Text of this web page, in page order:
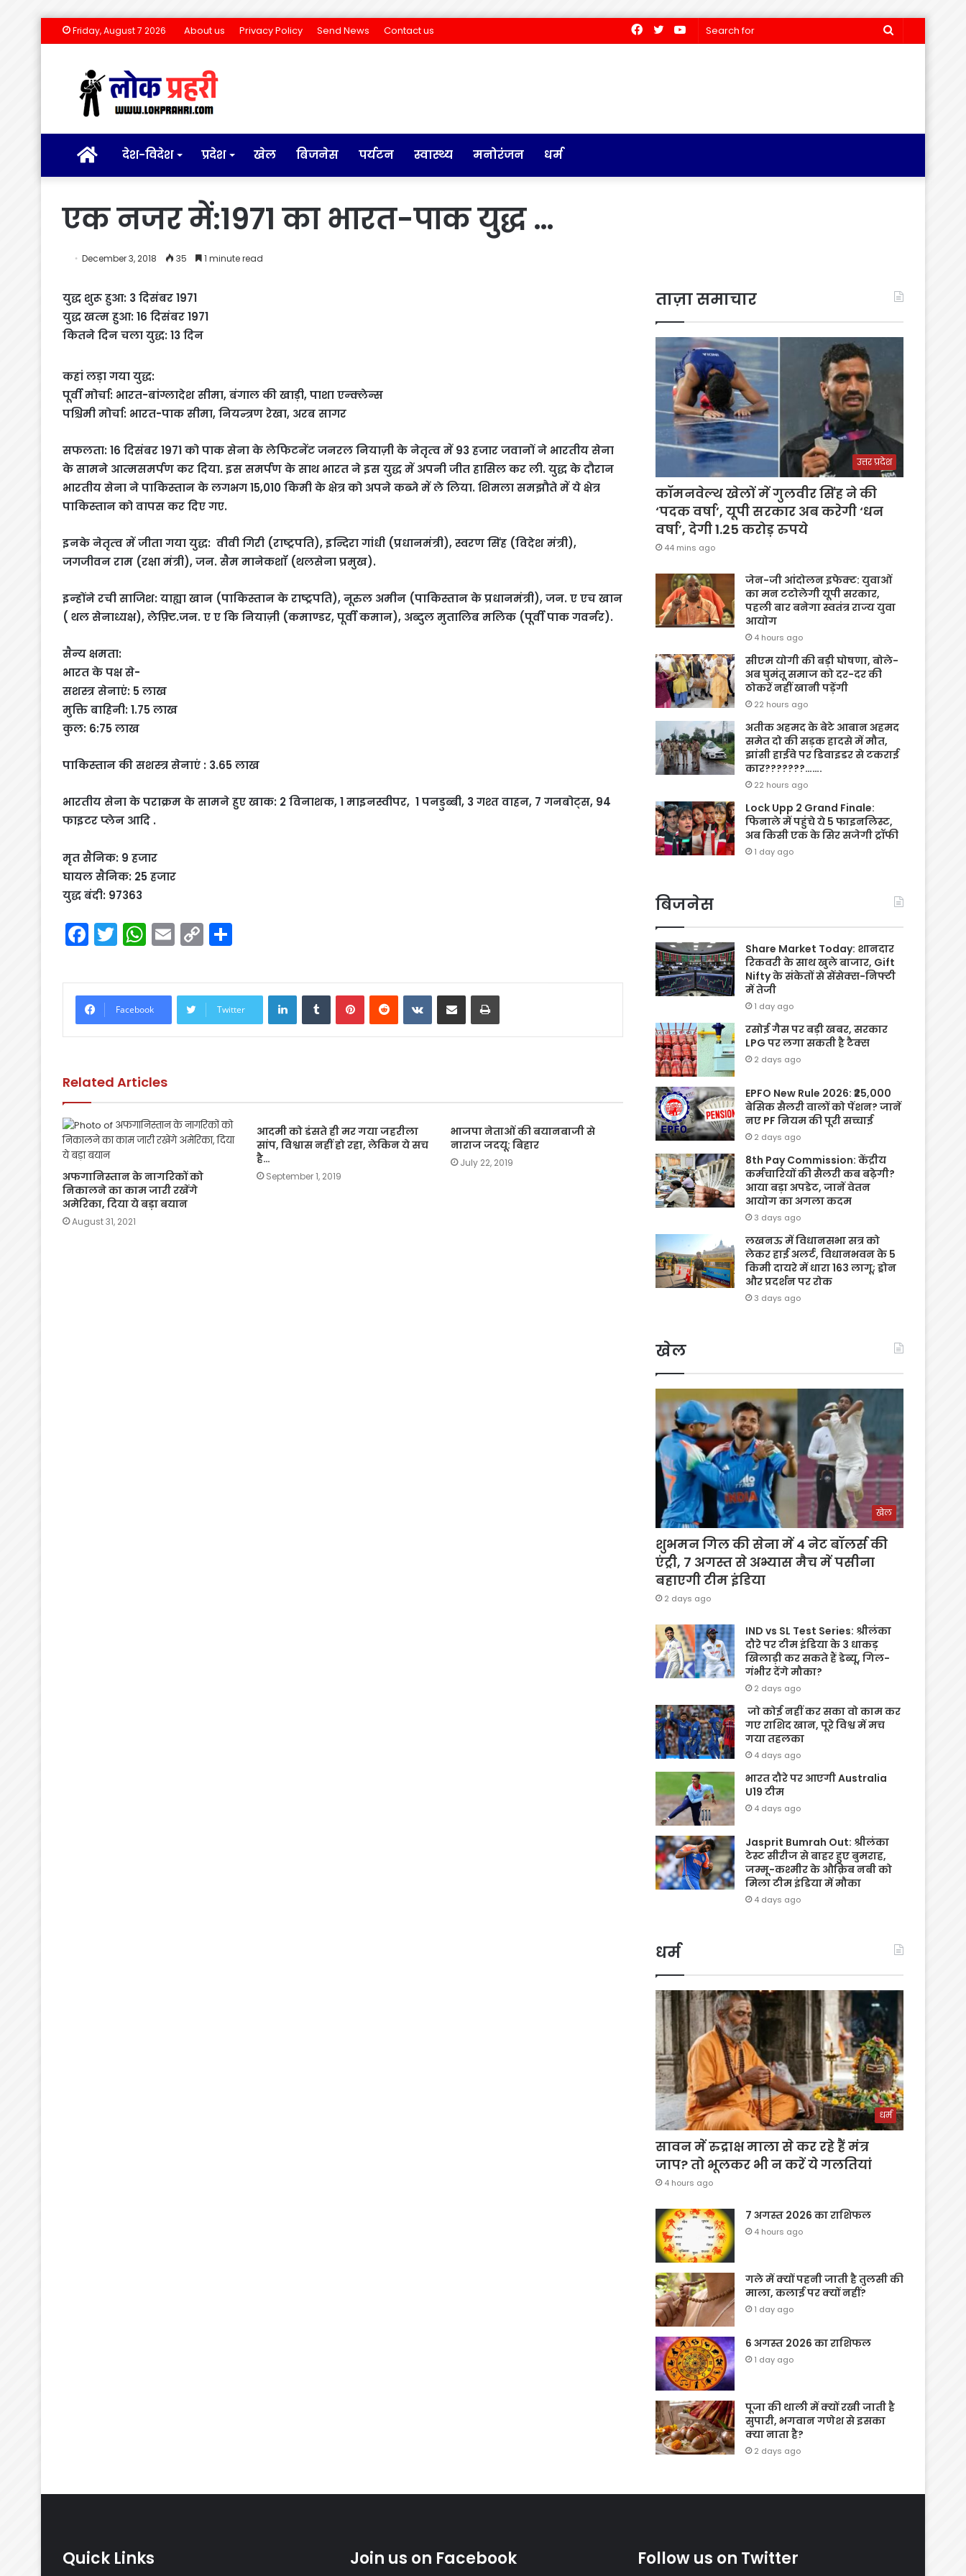
Friday, August 7 2026 About us Privacy Policy Send News Contact us
Search
YouTube
Twitter
Facebook
होम देश-विदेश प्रदेश खेल बिजनेस पर्यटन स्वास्थ्य मनोरंजन धर्म
एक नजर में:1971 का भारत-पाक युद्ध …
December 3, 2018 35 1 minute read
युद्ध शुरू हुआ: 3 दिसंबर 1971
युद्ध खत्‍म हुआ: 16 दिसंबर 1971
कितने दिन चला युद्ध: 13 दिन
कहां लड़ा गया युद्ध:
पूर्वी मोर्चा: भारत-बांग्लादेश सीमा, बंगाल की खाड़ी, पाशा एन्क्लेन्स
पश्चिमी मोर्चा: भारत-पाक सीमा, नियन्त्रण रेखा, अरब सागर
सफलता: 16 दिसंबर 1971 को पाक सेना के लेफिटनेंट जनरल नियाज़ी के नेतृत्‍व में 93 हजार जवानों ने भारतीय सेना
के सामने आत्‍मसमर्पण कर दिया. इस समर्पण के साथ भारत ने इस युद्ध में अपनी जीत हासिल कर ली. युद्ध के दौरान
भारतीय सेना ने पाकिस्‍तान के लगभग 15,010 किमी के क्षेत्र को अपने कब्‍जे में ले लिया. शिमला समझौते में ये क्षेत्र
पाकिस्‍तान को वापस कर दिए गए.
इनके नेतृत्‍व में जीता गया युद्ध: वीवी गिरी (राष्ट्रपति), इन्दिरा गांधी (प्रधानमंत्री), स्वरण सिंह (विदेश मंत्री),
जगजीवन राम (रक्षा मंत्री), जन. सैम मानेकशॉ (थलसेना प्रमुख).
इन्‍होंने रची साजिश: याह्या खान (पाकिस्तान के राष्ट्रपति), नूरुल अमीन (पाकिस्तान के प्रधानमंत्री), जन. ए एच खान
( थल सेनाध्यक्ष), लेफ़्टि.जन. ए ए कि नियाज़ी (कमाण्डर, पूर्वी कमान), अब्दुल मुतालिब मलिक (पूर्वी पाक गवर्नर).
सैन्‍य क्षमता:
भारत के पक्ष से-
सशस्त्र सेनाएं: 5 लाख
मुक्ति बाहिनी: 1.75 लाख
कुल: 6:75 लाख
पाकिस्‍तान की सशस्‍त्र सेनाएं : 3.65 लाख
भारतीय सेना के पराक्रम के सामने हुए खाक: 2 विनाशक, 1 माइनस्वीपर, 1 पनडुब्बी, 3 गश्त वाहन, 7 गनबोट्स, 94
फाइटर प्‍लेन आदि .
मृत सैनिक: 9 हजार
घायल सैनिक: 25 हजार
युद्ध बंदी: 97363
F
a
c
e
b
o
k
T
w
itt
er
W
h
a
ts
A
p
E
m
ai
l
C
o
p
y
Li
ar
e
Facebook Twitter
LinkedInTumblrPinterestReddit VKontakte
Share via Email Print
Related Articles
अफगानिस्तान के नागरिकों को
निकालने का काम जारी रखेंगे
अमेरिका, दिया ये बड़ा बयान
August 31, 2021
आदमी को डंसते ही मर गया जहरीला
सांप, विश्वास नहीं हो रहा, लेकिन ये सच
है…
September 1, 2019
भाजपा नेताओं की बयानबाजी से
नाराज जदयू: बिहार
July 22, 2019
ताज़ा समाचार
उत्तर प्रदेश
कॉमनवेल्थ खेलों में गुलवीर सिंह ने की
‘पदक वर्षा’, यूपी सरकार अब करेगी ‘धन
वर्षा’, देगी 1.25 करोड़ रुपये
44 mins ago
जेन-जी आंदोलन इफेक्ट: युवाओं
का मन टटोलेगी यूपी सरकार,
पहली बार बनेगा स्वतंत्र राज्य युवा
आयोग
4 hours ago
सीएम योगी की बड़ी घोषणा, बोले-
अब घुमंतू समाज को दर-दर की
ठोकरें नहीं खानी पड़ेंगी
22 hours ago
अतीक अहमद के बेटे आबान अहमद
समेत दो की सड़क हादसे में मौत,
झांसी हाईवे पर डिवाइडर से टकराई
कार???????…….
22 hours ago
Lock Upp 2 Grand Finale:
फिनाले में पहुंचे ये 5 फाइनलिस्ट,
अब किसी एक के सिर सजेगी ट्रॉफी
1 day ago
बिजनेस
Share Market Today: शानदार
रिकवरी के साथ खुले बाजार, Gift
Nifty के संकेतों से सेंसेक्स-निफ्टी
में तेजी
1 day ago
रसोई गैस पर बड़ी खबर, सरकार
LPG पर लगा सकती है टैक्स
2 days ago
EPFO New Rule 2026: ₹25,000
बेसिक सैलरी वालों को पेंशन? जानें
नए PF नियम की पूरी सच्चाई
2 days ago
8th Pay Commission: केंद्रीय
कर्मचारियों की सैलरी कब बढ़ेगी?
आया बड़ा अपडेट, जानें वेतन
आयोग का अगला कदम
3 days ago
लखनऊ में विधानसभा सत्र को
लेकर हाई अलर्ट, विधानभवन के 5
किमी दायरे में धारा 163 लागू; ड्रोन
और प्रदर्शन पर रोक
3 days ago
खेल
खेल
शुभमन गिल की सेना में 4 नेट बॉलर्स की
एंट्री, 7 अगस्त से अभ्यास मैच में पसीना
बहाएगी टीम इंडिया
2 days ago
IND vs SL Test Series: श्रीलंका
दौरे पर टीम इंडिया के 3 धाकड़
खिलाड़ी कर सकते हैं डेब्यू, गिल-
गंभीर देंगे मौका?
2 days ago
जो कोई नहीं कर सका वो काम कर
गए राशिद खान, पूरे विश्व में मच
गया तहलका
4 days ago
भारत दौरे पर आएगी Australia
U19 टीम
4 days ago
Jasprit Bumrah Out: श्रीलंका
टेस्ट सीरीज से बाहर हुए बुमराह,
जम्मू-कश्मीर के औक़िब नबी को
मिला टीम इंडिया में मौका
4 days ago
धर्म
धर्म
सावन में रुद्राक्ष माला से कर रहे हैं मंत्र
जाप? तो भूलकर भी न करें ये गलतियां
4 hours ago
7 अगस्त 2026 का राशिफल
4 hours ago
गले में क्यों पहनी जाती है तुलसी की
माला, कलाई पर क्यों नहीं?
1 day ago
6 अगस्त 2026 का राशिफल
1 day ago
पूजा की थाली में क्यों रखी जाती है
सुपारी, भगवान गणेश से इसका
क्या नाता है?
2 days ago
Quick Links Join us on Facebook Follow us on Twitter